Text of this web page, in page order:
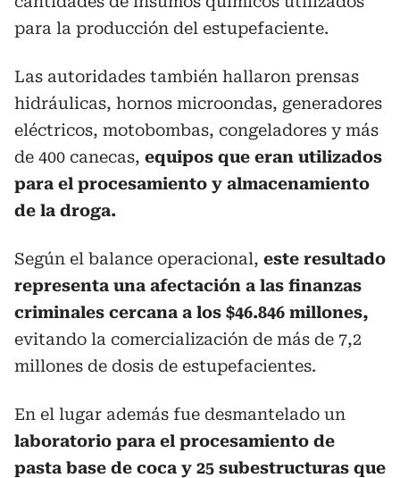
para la producción del estupefaciente.
Las autoridades también hallaron prensas
hidráulicas, hornos microondas, generadores
eléctricos, motobombas, congeladores y más
de 400 canecas, equipos que eran utilizados
para el procesamiento y almacenamiento
de la droga.
Según el balance operacional, este resultado
representa una afectación a las finanzas
criminales cercana a los $46.846 millones,
evitando la comercialización de más de 7,2
millones de dosis de estupefacientes.
En el lugar además fue desmantelado un
laboratorio para el procesamiento de
pasta base de coca y 25 subestructuras que